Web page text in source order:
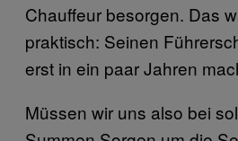
Chauffeur besorgen. Das
praktisch: Seinen
erst in ein paar Jahren
Müssen wir uns also bei